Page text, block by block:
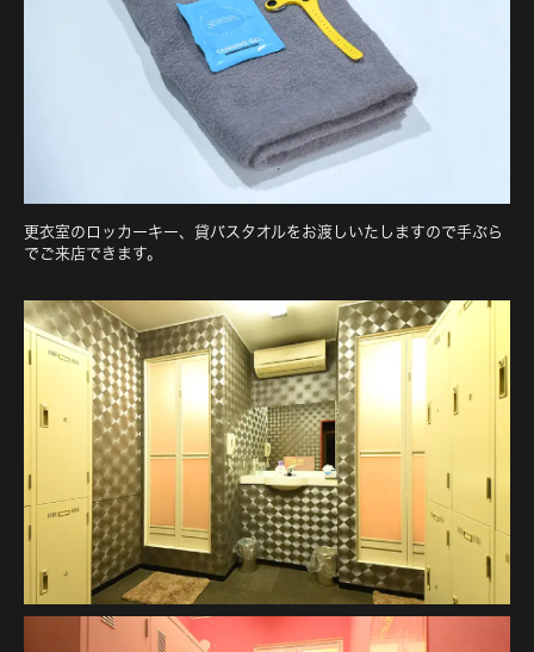
更衣室のロッカーキー、貸バスタオルをお渡しいたしますので手ぶら
でご来店できます。